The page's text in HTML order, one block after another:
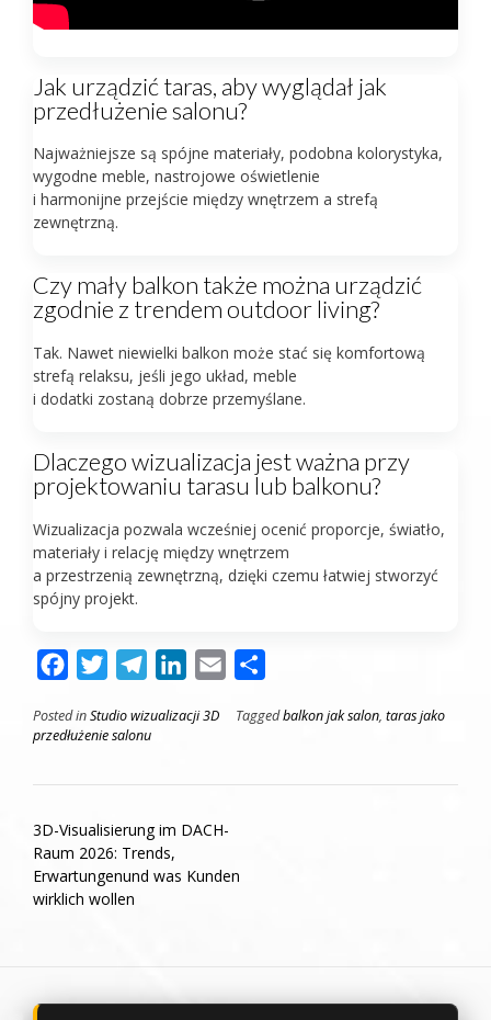
Jak urządzić taras, aby wyglądał jak
przedłużenie salonu?
Najważniejsze są spójne materiały, podobna kolorystyka,
wygodne meble, nastrojowe oświetlenie
i harmonijne przejście między wnętrzem a strefą
zewnętrzną.
Czy mały balkon także można urządzić
zgodnie z trendem outdoor living?
Tak. Nawet niewielki balkon może stać się komfortową
strefą relaksu, jeśli jego układ, meble
i dodatki zostaną dobrze przemyślane.
Dlaczego wizualizacja jest ważna przy
projektowaniu tarasu lub balkonu?
Wizualizacja pozwala wcześniej ocenić proporcje, światło,
materiały i relację między wnętrzem
a przestrzenią zewnętrzną, dzięki czemu łatwiej stworzyć
spójny projekt.
FacebookTwitterTelegramLinkedIn
Email
Posted inStudio wizualizacji 3D Taggedbalkon jak salon, taras jako
przedłużenie salonu
Post
navigation
3D-Visualisierung im DACH-
Raum 2026: Trends,
Erwartungenund was Kunden
wirklich wollen